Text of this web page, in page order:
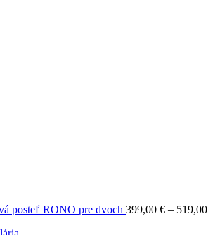
posteľ RONO pre dvoch 399,00 € –